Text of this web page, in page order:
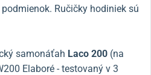
Ručičky hodiniek sú
samonáťah Laco 200 (na
Elaboré - testovaný v 3